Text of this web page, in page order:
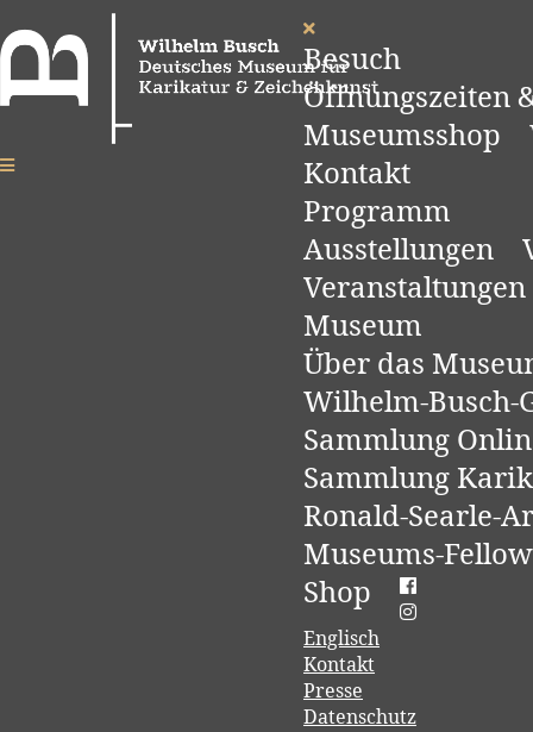
Besuch
Öffnungszeiten
Museumsshop
Kontakt
Programm
Ausstellungen
Veranstaltungen
Museum
Über das
Wilhelm-Busch-
Sammlung
Sammlung
Ronald-Searle-
Museums-
Shop
Englisch
Kontakt
Presse
Datenschutz